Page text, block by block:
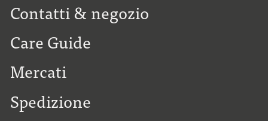
Contatti & negozio
Care Guide
Mercati
Spedizione